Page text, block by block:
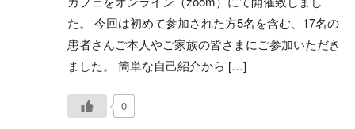
た。 今回は初めて参加された方5名を含む、17名の
患者さんご本人やご家族の皆さまにご参加いただき
ました。 簡単な自己紹介から […]
0